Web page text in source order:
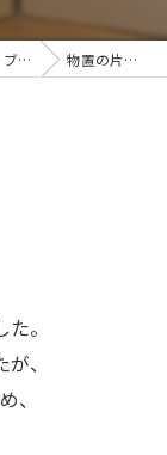
ブログ 物置の片付け処分
。
、
、